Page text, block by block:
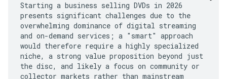
Starting a business selling DVDs in 2026
presents significant challenges due to the
overwhelming dominance of digital streaming
and on-demand services; a "smart" approach
would therefore require a highly specialized
niche, a strong value proposition beyond just
the disc, and likely a focus on community or
collector markets rather than mainstream